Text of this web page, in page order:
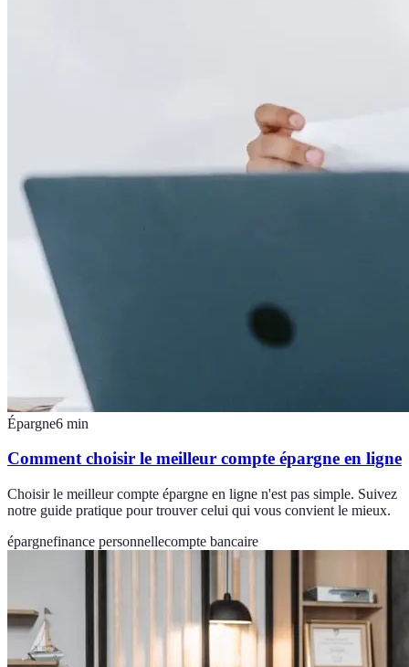
Épargne6 min
Comment choisir le meilleur compte épargne en ligne
Choisir le meilleur compte épargne en ligne n'est pas simple. Suivez
notre guide pratique pour trouver celui qui vous convient le mieux.
épargnefinance personnellecompte bancaire